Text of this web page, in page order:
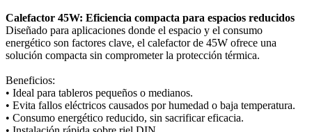
Calefactor 45W: Eficiencia compacta para espacios reducidos
Diseñado para aplicaciones donde el espacio y el consumo
energético son factores clave, el calefactor de 45W ofrece una
solución compacta sin comprometer la protección térmica.
Beneficios:
• Ideal para tableros pequeños o medianos.
• Evita fallos eléctricos causados por humedad o baja temperatura.
• Consumo energético reducido, sin sacrificar eficacia.